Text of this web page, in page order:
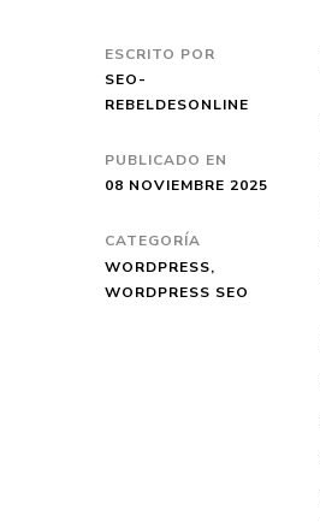
ESCRITO POR
SEO-
REBELDESONLINE
PUBLICADO EN
08 NOVIEMBRE 2025
CATEGORÍA
WORDPRESS
WORDPRESS SEO